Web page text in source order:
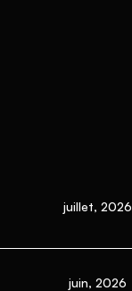
juillet, 2026
juin, 2026